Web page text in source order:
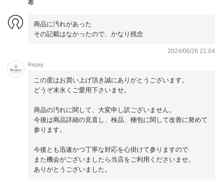
布
商品に汚れがあった
その記載はなかったので、かなり残念
2024/06/26 21:04
Repay
この度はお買い上げ頂き誠にありがとうございます。
どうぞ末永くご愛用下さいませ。
商品の汚れに関して、大変申し訳ございません。
今後は商品詳細の見直し、検品、梱包に関して改善に努めて
参ります。
今後とも迅速かつ丁寧な対応を心掛けて参りますので
また機会がございましたら当店をご利用くださいませ。
ありがとうございました。